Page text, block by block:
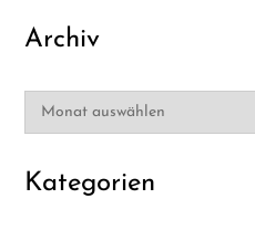
Archiv
Archiv
Kategorien